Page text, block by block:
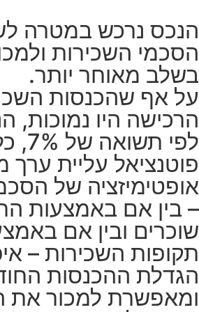
הנכס נרכש במטרה
הסכמי השכירות
בשלב מאוחר יותר.
על אף שהכנסות
הרכישה היו נמוכות,
לפי
פוטנציאל עליית ערך
אופטימיזציה של
– בין אם באמצעות
שוכרים ובין אם
תקופות השכירות –
הגדלת ההכנסות
ומאפשרת למכור את